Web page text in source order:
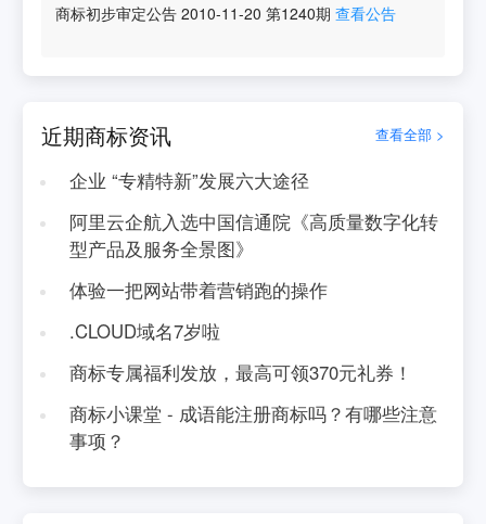
商标初步审定公告 2010-11-20 第1240期 查看公告
近期商标资讯 查看全部 >
企业 “专精特新”发展六大途径
阿里云企航入选中国信通院《高质量数字化转
型产品及服务全景图》
体验一把网站带着营销跑的操作
.CLOUD域名7岁啦
商标专属福利发放，最高可领370元礼券！
商标小课堂 - 成语能注册商标吗？有哪些注意
事项？